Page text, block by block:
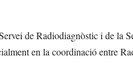
de Radiodiagnòstic i de la
en la coordinació entre